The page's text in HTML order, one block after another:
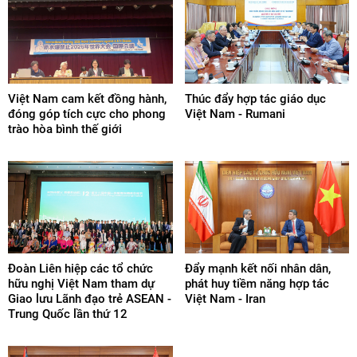
Các tổ chức thành viên:
- Chi hội hữu nghị Việt - Séc tại Hưng Yên
- Câu lạc bộ Giao lưu Ngôn ngữ Văn hóa Việt Séc
- Câu lạc bộ Văn học nghệ thuật Bohemia
Các đối tác:
- Hội Séc - Việt
- Liên hiệp Hội người Việt Nam tại Cộng hòa Séc
- Hội doanh nghiệp Việt Nam tại Cộng hòa Séc
- Đại sứ quán Việt Nam tại Cộng hòa Séc
Các hoạt động chính:
- Tổ chức các hoạt động nhân dịp kỉ niệm các ngày lễ lớn của
hai nước và các sự kiện quan trọng trong quan hệ giữa Việt
Việt Nam cam kết đồng hành,
đóng góp tích cực cho phong
trào hòa bình thế giới
Thúc đẩy hợp tác giáo dục
Việt Nam - Rumani
Đoàn Liên hiệp các tổ chức
hữu nghị Việt Nam tham dự
Giao lưu Lãnh đạo trẻ ASEAN -
Trung Quốc lần thứ 12
Đẩy mạnh kết nối nhân dân,
phát huy tiềm năng hợp tác
Việt Nam - Iran